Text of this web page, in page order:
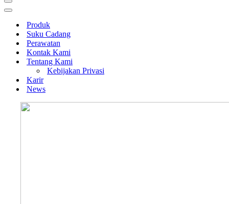
Menu
Navigasi
Menu
NavigasiProduk
Suku Cadang
Perawatan
Kontak Kami
Tentang Kami
Kebijakan Privasi
Karir
News